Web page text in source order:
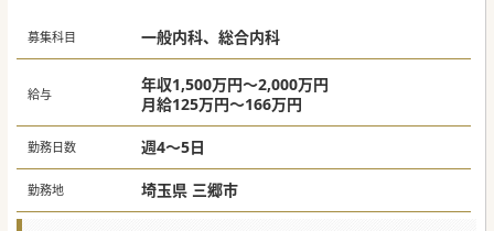
募集科目 一般内科、総合内科
給与
年収1,500万円～2,000万円
月給125万円～166万円
勤務日数 週4～5日
勤務地 埼玉県 三郷市